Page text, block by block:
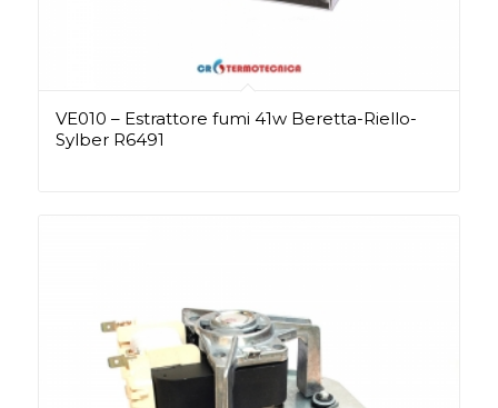
VE010 – Estrattore fumi 41w Beretta-Riello-
Sylber R6491